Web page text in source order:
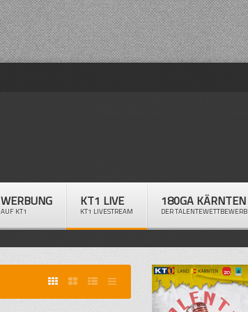
WERBUNG
AUF KT1
KT1 LIVE
KT1 LIVESTREAM
180GA KÄRNTEN
DER TALENTEWETTBEWERB